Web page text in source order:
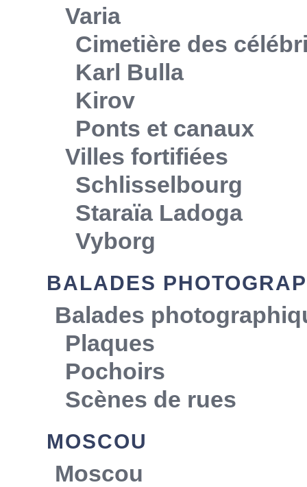
Varia
Cimetière des
Karl Bulla
Kirov
Ponts et canaux
Villes fortifiées
Schlisselbourg
Staraïa Ladoga
Vyborg
BALADES
Balades
Plaques
Pochoirs
Scènes de rues
MOSCOU
Moscou